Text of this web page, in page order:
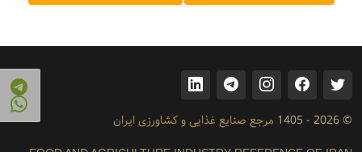
سابقه
© 2026 - 1405 مرجع صنایع غذایی و کشاورزی ایران